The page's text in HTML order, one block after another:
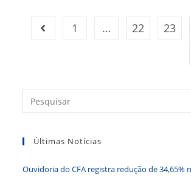
CRA-
Ir para a página anterior
1 … 22 23
Últimas Notícias
Ouvidoria do CFA registra redução de 34,65%